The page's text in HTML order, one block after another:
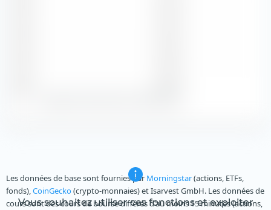
Vous souhaitez utiliser ces fonctions et exploiter
Les données de base sont fournies par Morningstar(actions, ETFs,
fonds),CoinGecko(crypto-monnaies) et Isarvest GmbH. Les données de
cours sont des cours de bourse différés d'au moins 15 minutes (actions,